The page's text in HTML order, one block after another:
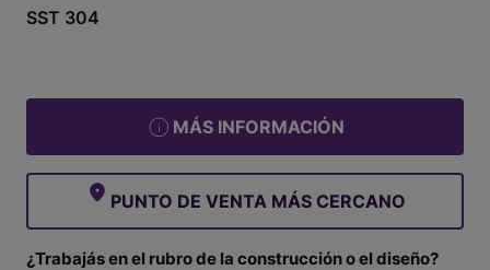
SST 304
MÁS INFORMACIÓN
PUNTO DE VENTA MÁS CERCANO
¿Trabajás en el rubro de la construcción o el diseño?